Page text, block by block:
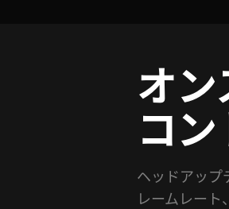
オ
コ
ヘッドアップ
レームレー